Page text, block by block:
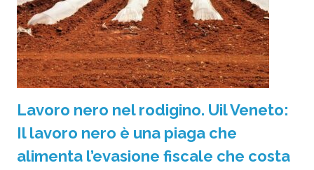
Lavoro nero nel rodigino. Uil Veneto:
Il lavoro nero è una piaga che
alimenta l’evasione fiscale che costa